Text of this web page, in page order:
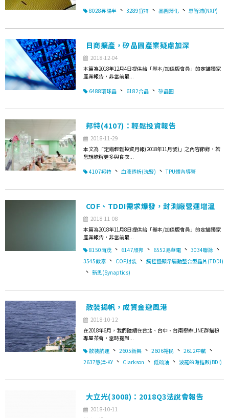
8028昇陽半 、 3289宜特 、 晶圓薄化 、 恩智浦(NXP)
日商擴產，矽晶圓產業疑慮加深
2018-12-04
本篇為2018年12月4日提供給「基本/加值版會員」的定錨獨家
產業報告，非當前最...
6488環球晶 、 6182合晶 、 矽晶圓
邦特(4107)：輕鬆投資報告
2018-11-29
本文為「定錨輕鬆投資月報(2018年11月號)」之內容節錄，若
您想瞭解更多與食衣...
4107邦特 、 血液透析(洗腎) 、 TPU體內導管
COF、TDDI需求爆發，封測廠營運增溫
2018-11-08
本篇為2018年11月8日提供給「基本/加值版會員」的定錨獨家
產業報告，非當前最...
8150南茂 、 6147頎邦 、 6552易華電 、 3034聯詠 、
3545敦泰 、 COF封裝 、 觸控暨顯示驅動整合型晶片(TDDI)
、 新思(Synaptics)
散裝揚帆，成資金避風港
2018-10-12
在2018年6月，我們陸續在台北、台中、台南舉辦LINE群錨粉
專屬茶會，當時提到...
散裝航運 、 2605新興 、 2606裕民 、 2612中航 、
2637慧洋-KY 、 Clarkson 、 低硫油 、 波羅的海指數(BDI)
大立光(3008)：2018Q3法說會報告
2018-10-11